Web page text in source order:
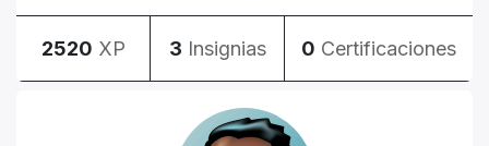
2520 XP 3 Insignias 0 Certificaciones